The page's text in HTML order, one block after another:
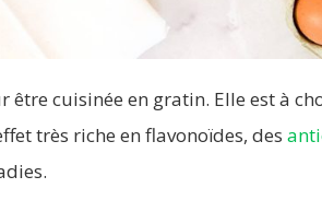
cuisinée en gratin. Elle est à
très riche en flavonoïdes, des